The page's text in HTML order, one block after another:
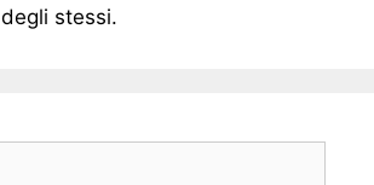
degli stessi.